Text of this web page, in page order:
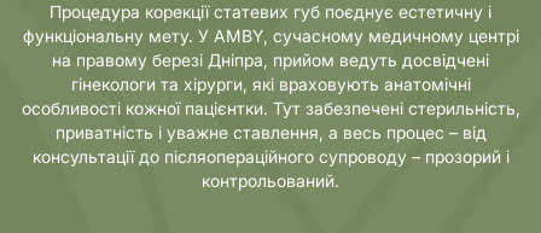
Процедура корекції статевих губ поєднує естетичну і
функціональну мету. У AMBY, сучасному медичному центрі
на правому березі Дніпра, прийом ведуть досвідчені
гінекологи та хірурги, які враховують анатомічні
особливості кожної пацієнтки. Тут забезпечені стерильність,
приватність і уважне ставлення, а весь процес – від
консультації до післяопераційного супроводу – прозорий і
контрольований.